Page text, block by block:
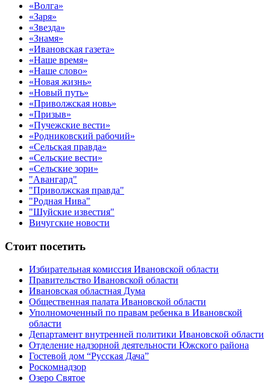
«Волга»
«Заря»
«Звезда»
«Знамя»
«Ивановская газета»
«Наше время»
«Наше слово»
«Новая жизнь»
«Новый путь»
«Приволжская новь»
«Призыв»
«Пучежские вести»
«Родниковский рабочий»
«Сельская правда»
«Сельские вести»
«Сельские зори»
"Авангард"
"Приволжская правда"
"Родная Нива"
"Шуйские известия"
Вичугские новости
Стоит посетить
Избирательная комиссия Ивановской области
Правительство Ивановской области
Ивановская областная Дума
Общественная палата Ивановской области
Уполномоченный по правам ребенка в Ивановской
области
Департамент внутренней политики Ивановской области
Отделение надзорной деятельности Южского района
Гостевой дом “Русская Дача”
Роскомнадзор
Озеро Святое